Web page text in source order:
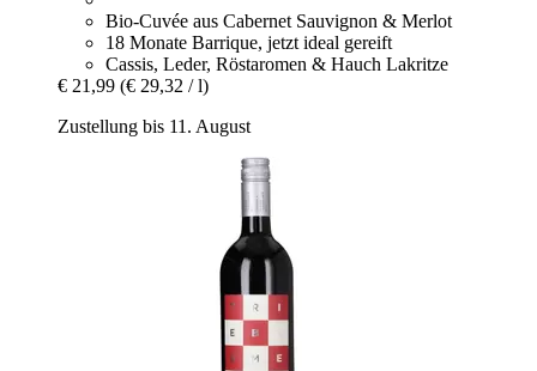
Bio-Cuvée aus Cabernet Sauvignon & Merlot
18 Monate Barrique, jetzt ideal gereift
Cassis, Leder, Röstaromen & Hauch Lakritze
€ 21,99 (€ 29,32 / l)
Zustellung bis 11. August